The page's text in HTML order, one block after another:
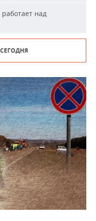
над